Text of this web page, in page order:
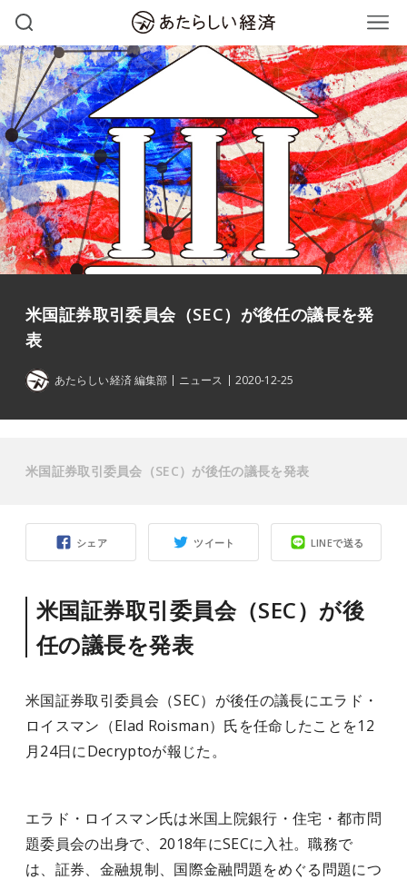
米国証券取引委員会（SEC）が後任の議長を発
表
あたらしい経済 編集部 ニュース 2020-12-25
シェア ツイート LINEで送る
米国証券取引委員会（SEC）が後
任の議長を発表
米国証券取引委員会（SEC）が後任の議長にエラド・
ロイスマン（Elad Roisman）氏を任命したことを12
月24日にDecryptoが報じた。
エラド・ロイスマン氏は米国上院銀行・住宅・都市問
題委員会の出身で、2018年にSECに入社。職務で
は、証券、金融規制、国際金融問題をめぐる問題につ
米国証券取引委員会（SEC）が後任の議長を発表